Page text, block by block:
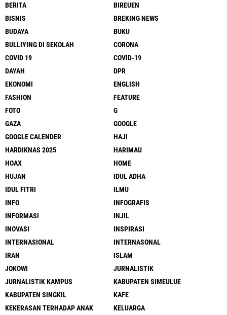
BERITA
BIREUEN
BISNIS
BREKING NEWS
BUDAYA
BUKU
BULLIYING DI SEKOLAH
CORONA
COVID 19
COVID-19
DAYAH
DPR
EKONOMI
ENGLISH
FASHION
FEATURE
FOTO
G
GAZA
GOOGLE
GOOGLE CALENDER
HAJI
HARDIKNAS 2025
HARIMAU
HOAX
HOME
HUJAN
IDUL ADHA
IDUL FITRI
ILMU
INFO
INFOGRAFIS
INFORMASI
INJIL
INOVASI
INSPIRASI
INTERNASIONAL
INTERNASONAL
IRAN
ISLAM
JOKOWI
JURNALISTIK
JURNALISTIK KAMPUS
KABUPATEN SIMEULUE
KABUPATEN SINGKIL
KAFE
KEKERASAN TERHADAP ANAK
KELUARGA